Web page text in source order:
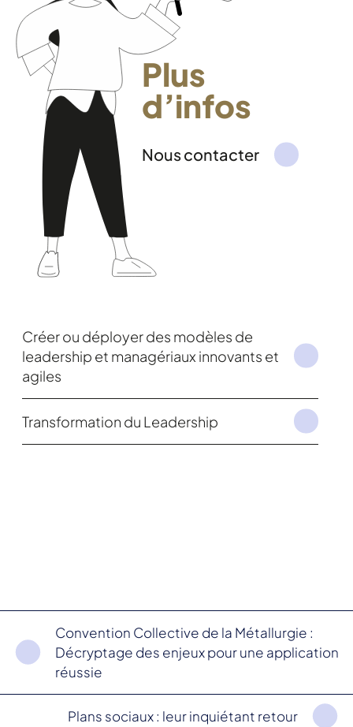
Plus
d’infos
Nous contacter
Créer ou déployer des modèles de
leadership et managériaux innovants et
agiles
Transformation du Leadership
Convention Collective de la Métallurgie :
Décryptage des enjeux pour une application
réussie
Plans sociaux : leur inquiétant retour